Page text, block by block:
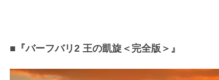
■『バーフバリ2 王の凱旋＜完全版＞』